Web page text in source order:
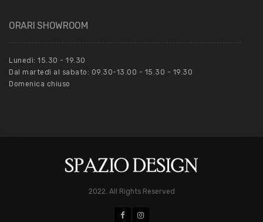
ORARI SHOWROOM
Lunedì: 15.30 - 19.30
Dal martedì al sabato: 09.30-13.00 - 15.30 - 19.30
Domenica chiuso
2022. All Rights Reserved